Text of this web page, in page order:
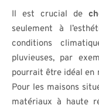
Il est crucial de
seulement à
conditions
pluvieuses, par
pourrait être idéal en
Pour les maisons
matériaux à haute